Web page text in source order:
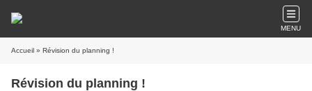
MENU
Accueil » Révision du planning !
Révision du planning !